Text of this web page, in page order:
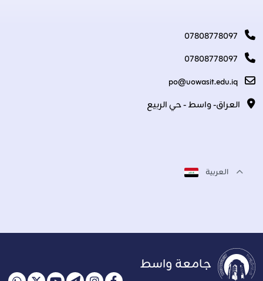
07808778097
07808778097
po@uowasit.edu.iq
العراق- واسط - حي الربيع
العربية
جامعة واسط